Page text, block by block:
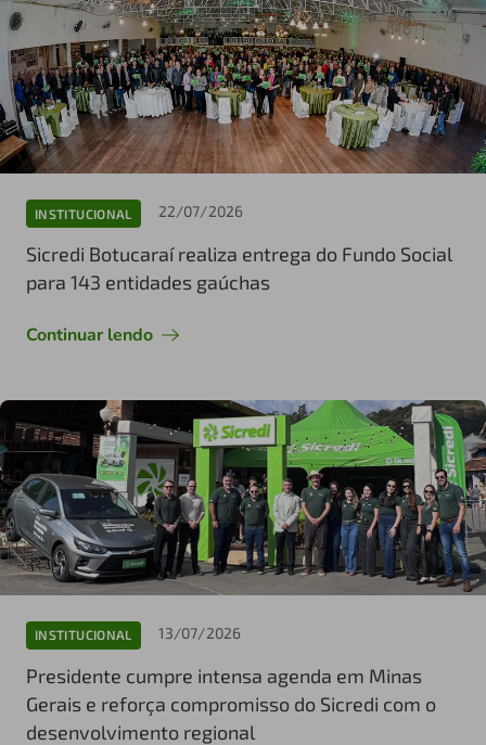
INSTITUCIONAL 22/07/2026
Sicredi Botucaraí realiza entrega do Fundo Social
para 143 entidades gaúchas
Continuar lendo
INSTITUCIONAL 13/07/2026
Presidente cumpre intensa agenda em Minas
Gerais e reforça compromisso do Sicredi com o
desenvolvimento regional